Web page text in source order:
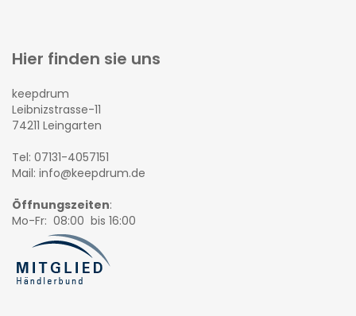
Hier finden sie uns
keepdrum
Leibnizstrasse-11
74211 Leingarten
Tel: 07131-4057151
Mail: info@keepdrum.de
Öffnungszeiten:
Mo-Fr: 08:00 bis 16:00